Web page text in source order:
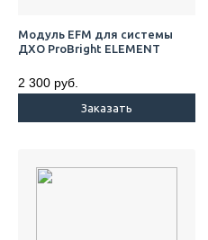
Модуль EFM для системы
ДХО ProBright ELEMENT
2 300 руб.
Заказать